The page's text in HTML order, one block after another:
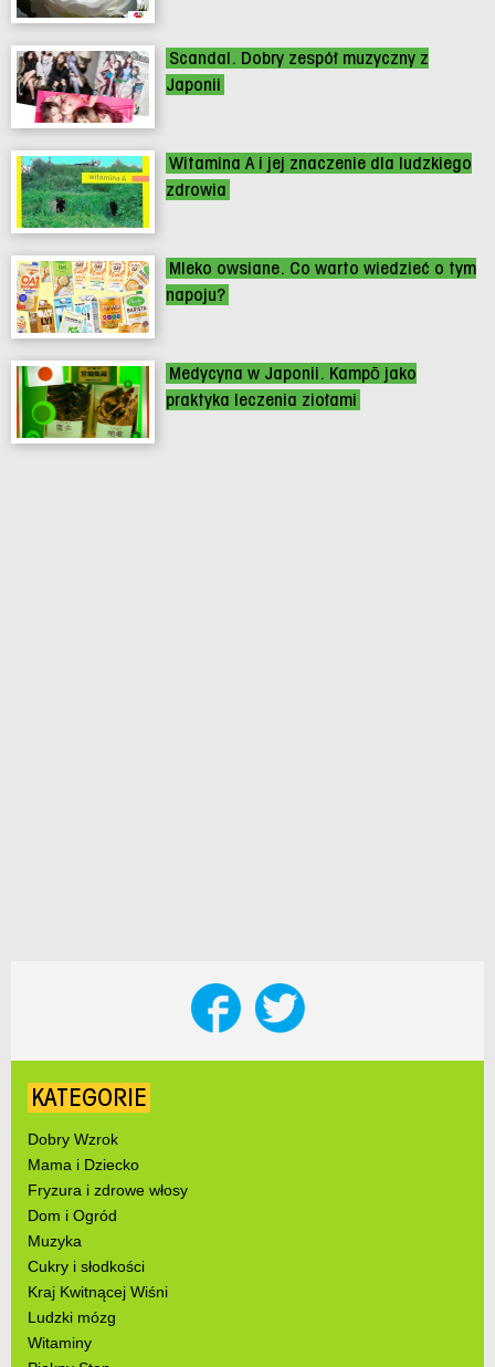
Scandal. Dobry zespół muzyczny z
Japonii
Witamina A i jej znaczenie dla ludzkiego
zdrowia
Mleko owsiane. Co warto wiedzieć o tym
napoju?
Medycyna w Japonii. Kampō jako
praktyka leczenia ziołami
KATEGORIE
Dobry Wzrok
Mama i Dziecko
Fryzura i zdrowe włosy
Dom i Ogród
Muzyka
Cukry i słodkości
Kraj Kwitnącej Wiśni
Ludzki mózg
Witaminy